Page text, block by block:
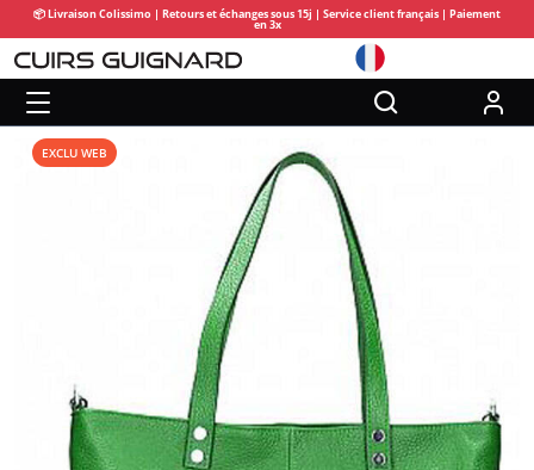
📦 Livraison Colissimo | Retours et échanges sous 15j | Service client français | Paiement
en 3x
EXCLU WEB